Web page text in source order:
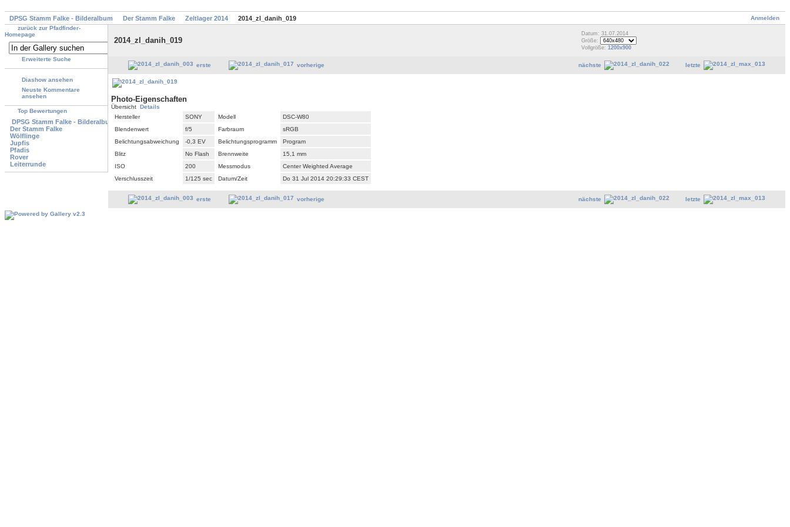
Anmelden
DPSG Stamm Falke - Bilderalbum Der Stamm Falke Zeltlager 2014 2014_zl_danih_019
zurück zur Pfadfinder-
Homepage
Erweiterte Suche
Diashow ansehen
Neuste Kommentare
ansehen
Top Bewertungen
DPSG Stamm Falke - Bilderalbum
Der Stamm Falke
Wölflinge
Jupfis
Pfadis
Rover
Leiterrunde
2014_zl_danih_019
Datum: 31.07.2014
Größe:
Vollgröße: 1200x900
nächste letzte
erste vorherige
Photo-Eigenschaften
Übersicht Details
Hersteller
SONY Modell
DSC-W80
Blendenwert
f/5 Farbraum
sRGB
Belichtungsabweichung
-0,3 EV Belichtungsprogramm
Program
Blitz
No Flash Brennweite
15,1 mm
ISO
200 Messmodus
Center Weighted Average
Verschlusszeit
1/125 sec Datum/Zeit Do 31 Jul 2014 20:29:33 CEST
nächste letzte
erste vorherige